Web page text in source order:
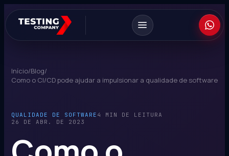
Início/Blog/
Como o CI/CD pode ajudar a impulsionar a qualidade de software
QUALIDADE DE SOFTWARE 4 MIN DE LEITURA
26 DE ABR. DE 2023